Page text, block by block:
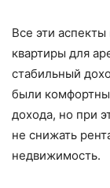
Все эти
квартиры для
стабильный
были
дохода, но при
не снижать
недвижимость.